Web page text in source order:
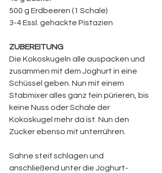
500 g Erdbeeren (1 Schale)
3-4 Essl. gehackte Pistazien
ZUBEREITUNG
Die Kokoskugeln alle auspacken und
zusammen mit dem Joghurt in eine
Schüssel geben. Nun mit einem
Stabmixer alles ganz fein pürieren, bis
keine Nuss oder Schale der
Kokoskugel mehr da ist. Nun den
Zucker ebenso mit unterrühren.
Sahne steif schlagen und
anschließend unter die Joghurt-